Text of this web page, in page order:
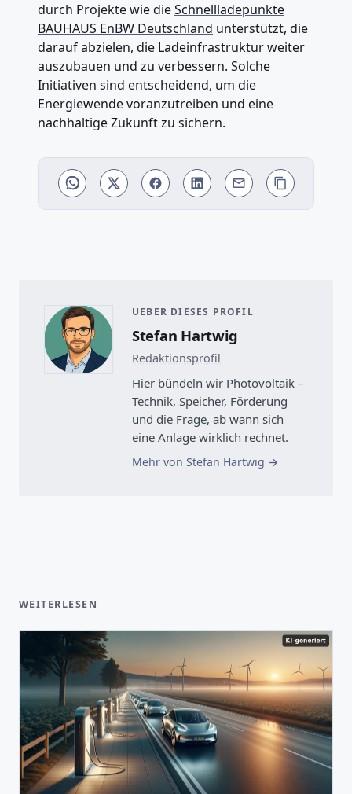
durch Projekte wie dieSchnellladepunkte
BAUHAUS EnBW Deutschland unterstützt, die
darauf abzielen, die Ladeinfrastruktur weiter
auszubauen und zu verbessern. Solche
Initiativen sind entscheidend, um die
Energiewende voranzutreiben und eine
nachhaltige Zukunft zu sichern.
UEBER DIESES PROFIL
Stefan Hartwig
Redaktionsprofil
Hier bündeln wir Photovoltaik –
Technik, Speicher, Förderung
und die Frage, ab wann sich
eine Anlage wirklich rechnet.
Mehr von Stefan Hartwig
WEITERLESEN